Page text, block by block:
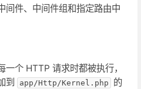
间件、中间件组和指定路由中
个 HTTP 请求时都被执行，
到
app/Http/Kernel.php
的